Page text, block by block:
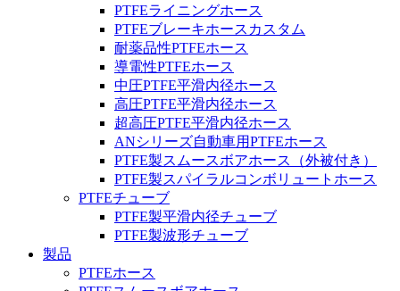
PTFEライニングホース
PTFEブレーキホースカスタム
耐薬品性PTFEホース
導電性PTFEホース
中圧PTFE平滑内径ホース
高圧PTFE平滑内径ホース
超高圧PTFE平滑内径ホース
ANシリーズ自動車用PTFEホース
PTFE製スムースボアホース（外被付き）
PTFE製スパイラルコンボリュートホース
PTFEチューブ
PTFE製平滑内径チューブ
PTFE製波形チューブ
製品
PTFEホース